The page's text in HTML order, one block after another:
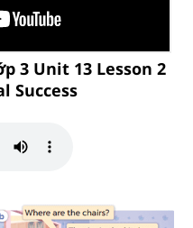
3 Unit 13 Lesson 2
Success